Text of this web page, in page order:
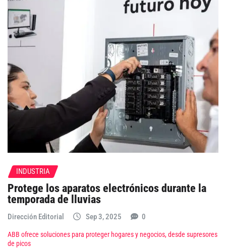
INDUSTRIA
Protege los aparatos electrónicos durante la
temporada de lluvias
Dirección Editorial Sep 3, 2025 0
ABB ofrece soluciones para proteger hogares y negocios, desde supresores
de picos